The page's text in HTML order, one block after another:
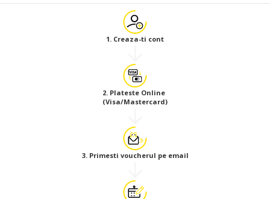
1. Creaza-ti cont
2. Plateste Online
(Visa/Mastercard)
3. Primesti voucherul pe email